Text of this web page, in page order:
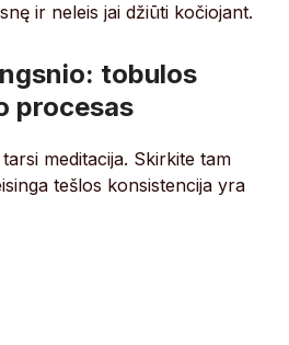
ir neleis jai džiūti kočiojant.
tobulos
procesas
meditacija. Skirkite tam
tešlos konsistencija yra